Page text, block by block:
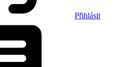
Přihlásit